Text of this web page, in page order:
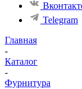
Telegram
Главная
-
Каталог
-
Фурнитура